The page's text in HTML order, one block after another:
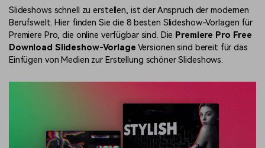
Slideshows schnell zu erstellen, ist der Anspruch der modernen
Berufswelt. Hier finden Sie die 8 besten Slideshow-Vorlagen für
Premiere Pro, die online verfügbar sind. Die Premiere Pro Free
Download Slideshow-Vorlage Versionen sind bereit für das
Einfügen von Medien zur Erstellung schöner Slideshows.